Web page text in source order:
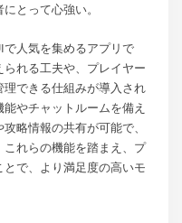
とって心強い。
人気を集めるアプリで
れる工夫や、プレイヤー
できる仕組みが導入され
やチャットルームを備え
略情報の共有が可能で、
れらの機能を踏まえ、プ
で、より満足度の高いモ